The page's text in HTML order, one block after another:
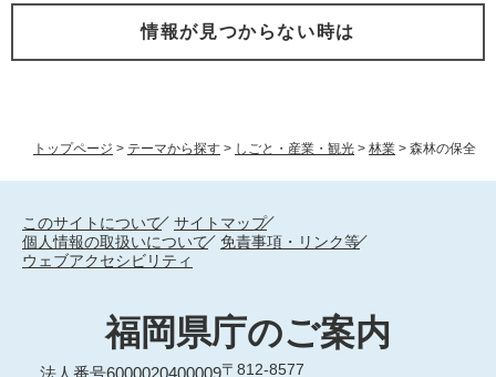
トップページ > テーマから探す > しごと・産業・観光 > 林業 > 森林の保全
情報が見つからない時は
このサイトについて
サイトマップ
個人情報の取扱いについて
免責事項・リンク等
ウェブアクセシビリティ
福岡県庁のご案内
〒812-8577